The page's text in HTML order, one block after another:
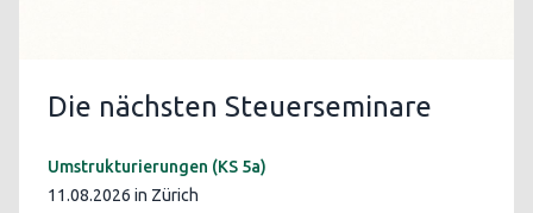
Die nächsten Steuerseminare
Umstrukturierungen (KS 5a)
11.08.2026 in Zürich